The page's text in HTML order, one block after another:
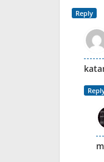
Reply